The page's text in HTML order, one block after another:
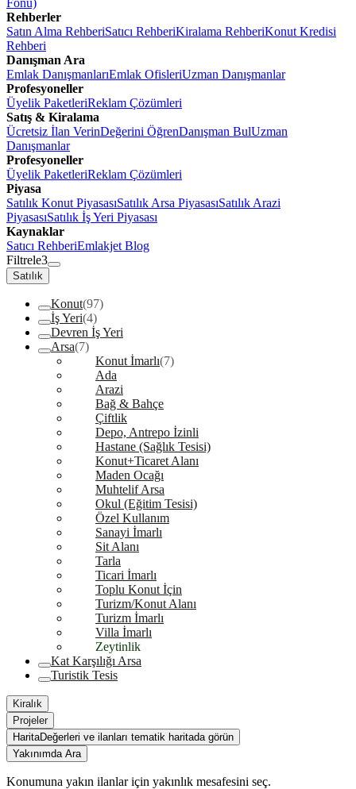
Fonu)
Rehberler
Satın Alma RehberiSatıcı RehberiKiralama RehberiKonut Kredisi
Rehberi
Danışman Ara
Emlak DanışmanlarıEmlak OfisleriUzman Danışmanlar
Profesyoneller
Üyelik PaketleriReklam Çözümleri
Satış & Kiralama
Ücretsiz İlan VerinDeğerini ÖğrenDanışman BulUzman
Danışmanlar
Profesyoneller
Üyelik PaketleriReklam Çözümleri
Piyasa
Satılık Konut PiyasasıSatılık Arsa PiyasasıSatılık Arazi
PiyasasıSatılık İş Yeri Piyasası
Kaynaklar
Satıcı RehberiEmlakjet Blog
Filtrele3
Satılık
Konut(97)
İş Yeri(4)
Devren İş Yeri
Arsa(7)
Konut İmarlı(7)
Ada
Arazi
Bağ & Bahçe
Çiftlik
Depo, Antrepo İzinli
Hastane (Sağlık Tesisi)
Konut+Ticaret Alanı
Maden Ocağı
Muhtelif Arsa
Okul (Eğitim Tesisi)
Özel Kullanım
Sanayi İmarlı
Sit Alanı
Tarla
Ticari İmarlı
Toplu Konut İçin
Turizm/Konut Alanı
Turizm İmarlı
Villa İmarlı
Zeytinlik
Kat Karşılığı Arsa
Turistik Tesis
Kiralık
Projeler
HaritaDeğerleri ve ilanları tematik haritada görün
Yakınımda Ara
Konumuna yakın ilanlar için yakınlık mesafesini seç.